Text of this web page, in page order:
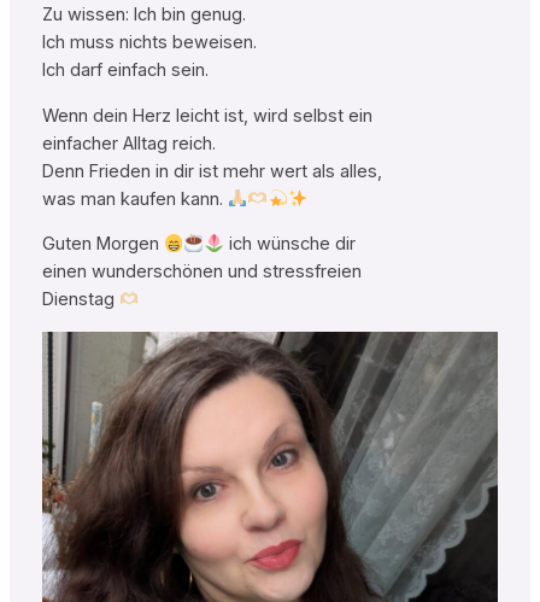
Zu wissen: Ich bin genug.
Ich muss nichts beweisen.
Ich darf einfach sein.
Wenn dein Herz leicht ist, wird selbst ein
einfacher Alltag reich.
Denn Frieden in dir ist mehr wert als alles,
was man kaufen kann.
Guten Morgen
ich wünsche dir
einen wunderschönen und stressfreien
Dienstag